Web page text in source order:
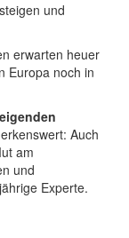
und
erwarten heuer
Europa noch in
Auch
am
und
Experte.